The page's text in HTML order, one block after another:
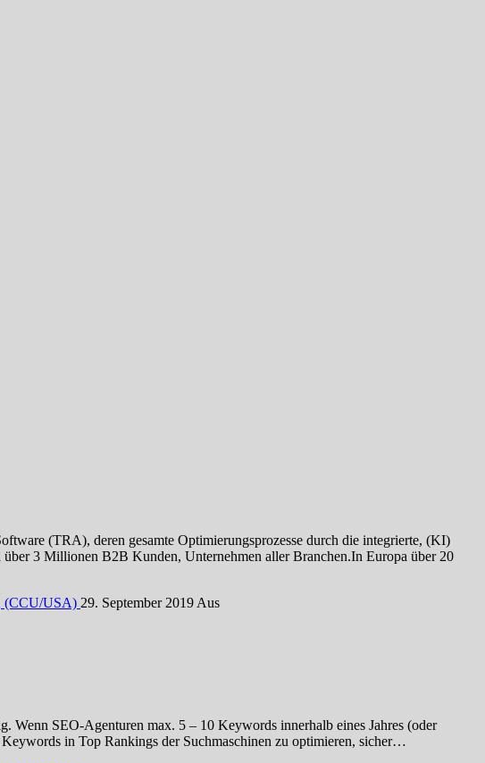
(TRA), deren gesamte Optimierungsprozesse durch die integrierte, (KI)
3 Millionen B2B Kunden, Unternehmen aller Branchen.In Europa über 20
(CCU/USA) 29. September 2019 Aus
SEO-Agenturen max. 5 – 10 Keywords innerhalb eines Jahres (oder
in Top Rankings der Suchmaschinen zu optimieren, sicher…